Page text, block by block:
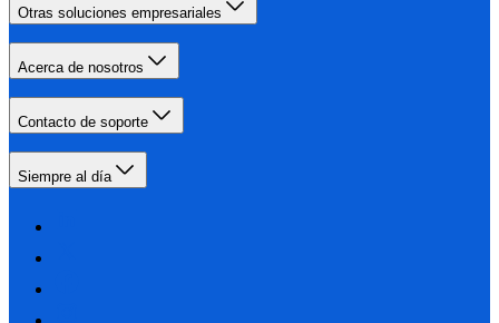
Otras soluciones empresariales
Acerca de nosotros
Contacto de soporte
Siempre al día